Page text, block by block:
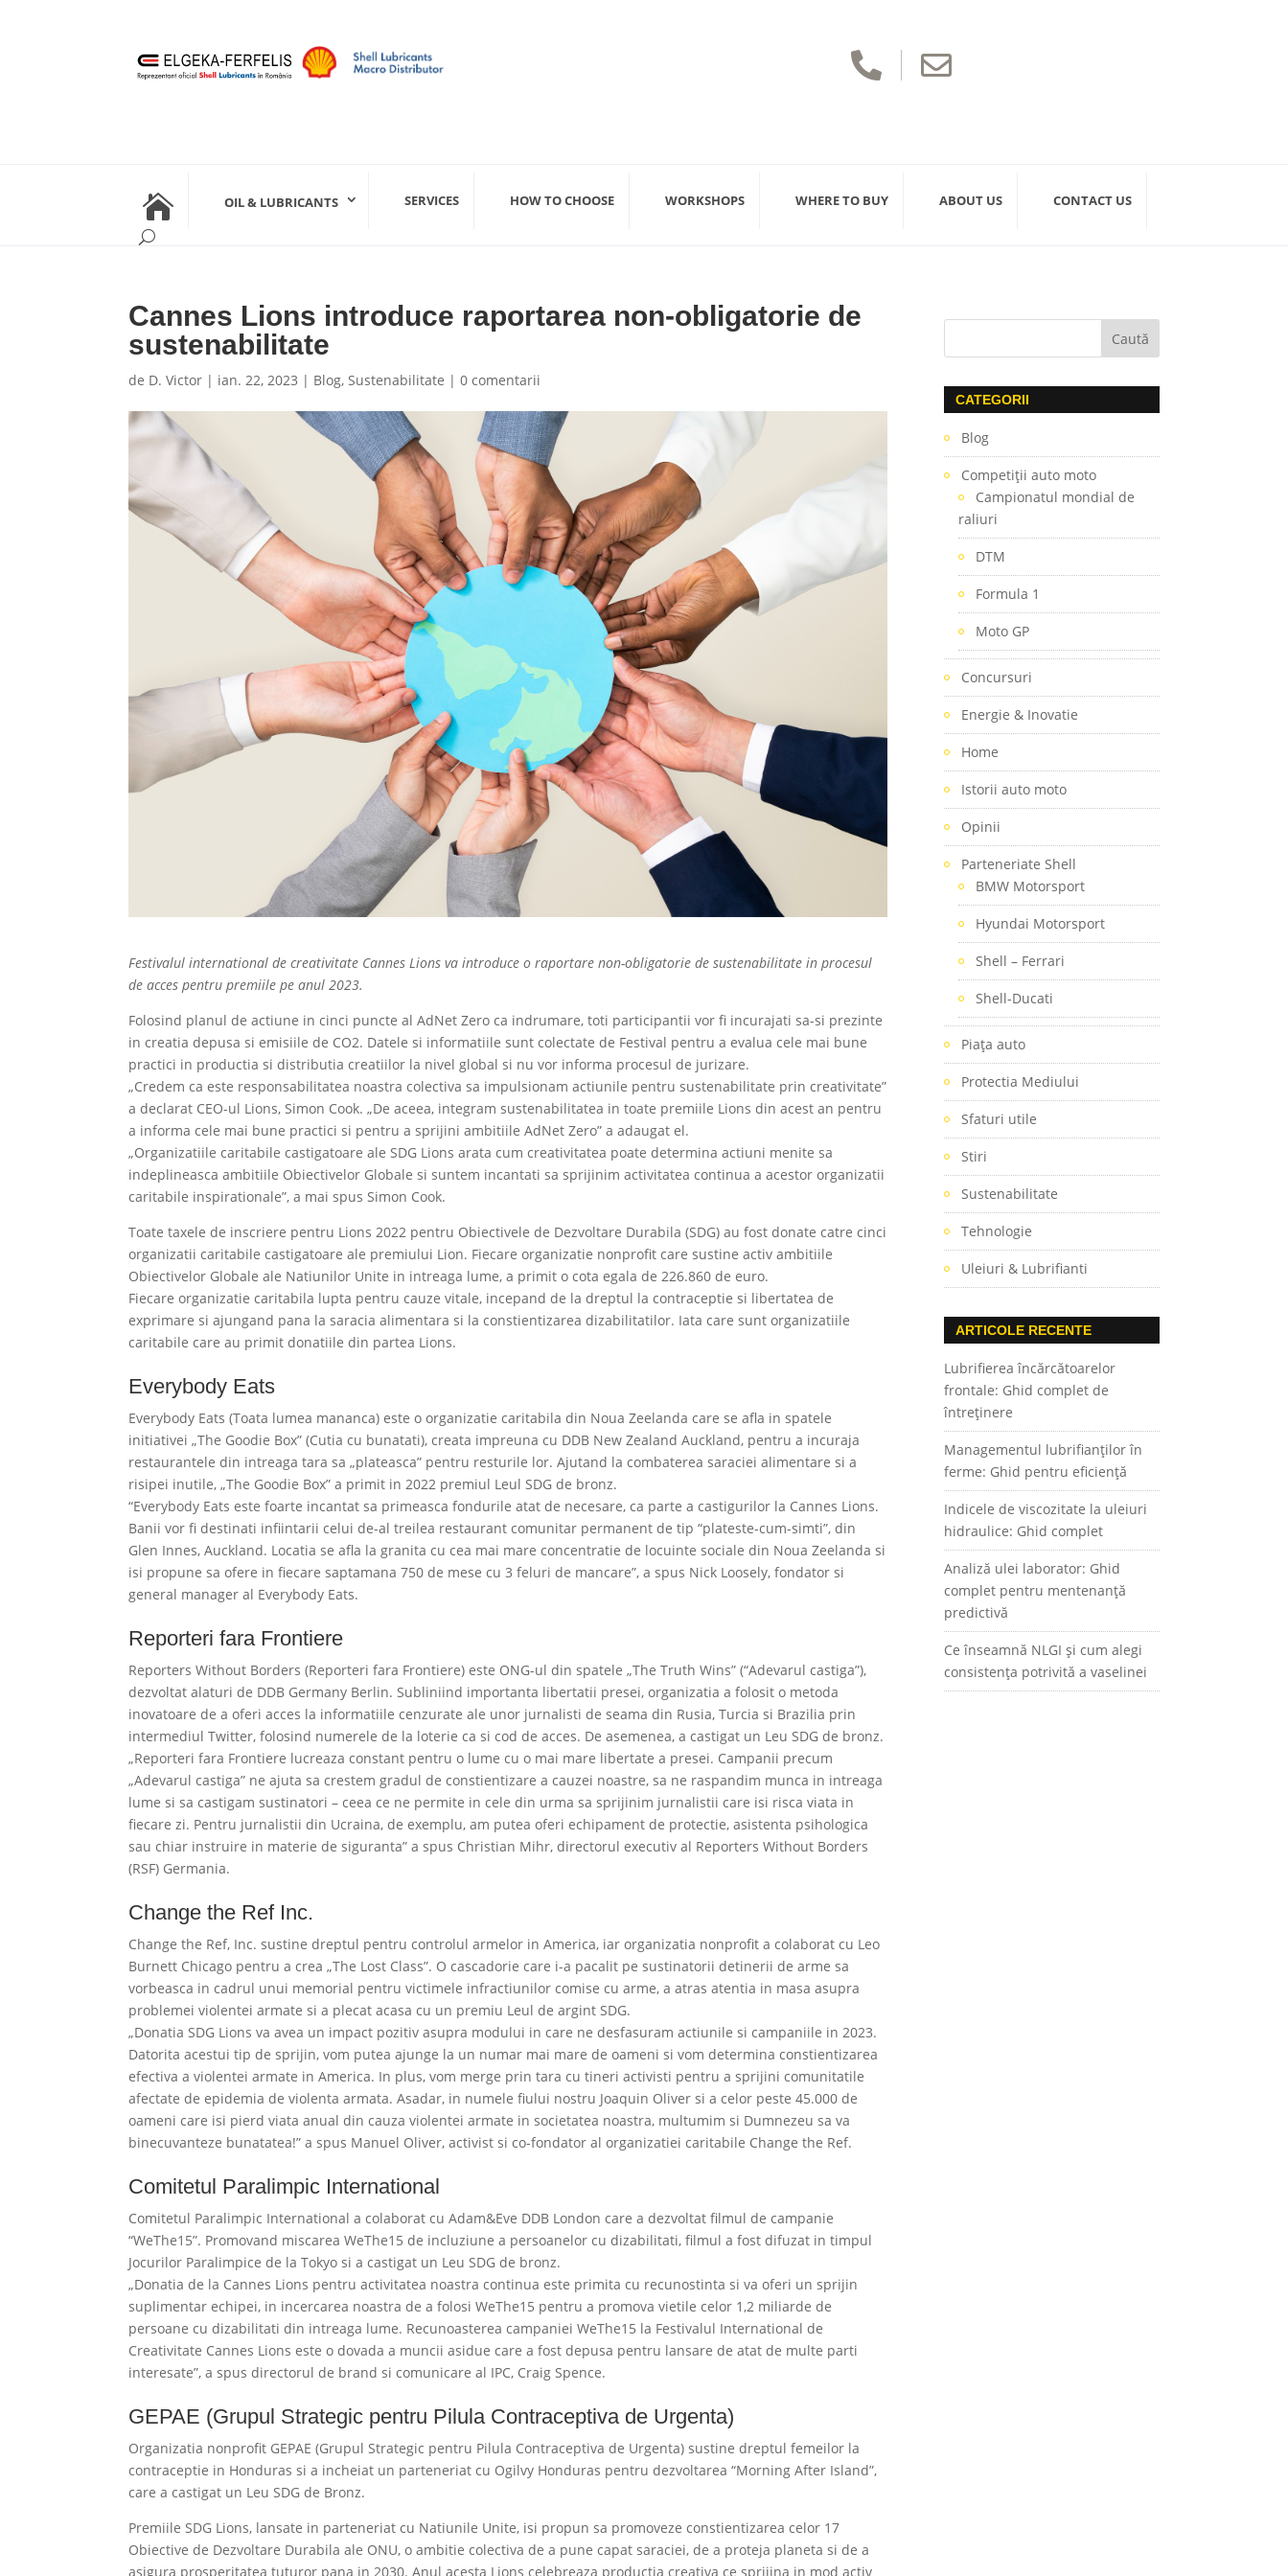
 
 OIL & LUBRICANTS SERVICES HOW TO CHOOSE WORKSHOPS WHERE TO BUY ABOUT US CONTACT US
Cannes Lions introduce raportarea non-obligatorie de
sustenabilitate
de D. Victor | ian. 22, 2023 | Blog,Sustenabilitate |0 comentarii
Festivalul international de creativitate Cannes Lions va introduce o raportare non-obligatorie de sustenabilitate in procesul
de acces pentru premiile pe anul 2023.
Folosind planul de actiune in cinci puncte al AdNet Zero ca indrumare, toti participantii vor fi incurajati sa-si prezinte
in creatia depusa si emisiile de CO2. Datele si informatiile sunt colectate de Festival pentru a evalua cele mai bune
practici in productia si distributia creatiilor la nivel global si nu vor informa procesul de jurizare.
„Credem ca este responsabilitatea noastra colectiva sa impulsionam actiunile pentru sustenabilitate prin creativitate”
a declarat CEO-ul Lions, Simon Cook. „De aceea, integram sustenabilitatea in toate premiile Lions din acest an pentru
a informa cele mai bune practici si pentru a sprijini ambitiile AdNet Zero” a adaugat el.
„Organizatiile caritabile castigatoare ale SDG Lions arata cum creativitatea poate determina actiuni menite sa
indeplineasca ambitiile Obiectivelor Globale si suntem incantati sa sprijinim activitatea continua a acestor organizatii
caritabile inspirationale”, a mai spus Simon Cook.
Toate taxele de inscriere pentru Lions 2022 pentru Obiectivele de Dezvoltare Durabila (SDG) au fost donate catre cinci
organizatii caritabile castigatoare ale premiului Lion. Fiecare organizatie nonprofit care sustine activ ambitiile
Obiectivelor Globale ale Natiunilor Unite in intreaga lume, a primit o cota egala de 226.860 de euro.
Fiecare organizatie caritabila lupta pentru cauze vitale, incepand de la dreptul la contraceptie si libertatea de
exprimare si ajungand pana la saracia alimentara si la constientizarea dizabilitatilor. Iata care sunt organizatiile
caritabile care au primit donatiile din partea Lions.
Everybody Eats
Everybody Eats (Toata lumea mananca) este o organizatie caritabila din Noua Zeelanda care se afla in spatele
initiativei „The Goodie Box” (Cutia cu bunatati), creata impreuna cu DDB New Zealand Auckland, pentru a incuraja
restaurantele din intreaga tara sa „plateasca” pentru resturile lor. Ajutand la combaterea saraciei alimentare si a
risipei inutile, „The Goodie Box” a primit in 2022 premiul Leul SDG de bronz.
“Everybody Eats este foarte incantat sa primeasca fondurile atat de necesare, ca parte a castigurilor la Cannes Lions.
Banii vor fi destinati infiintarii celui de-al treilea restaurant comunitar permanent de tip “plateste-cum-simti”, din
Glen Innes, Auckland. Locatia se afla la granita cu cea mai mare concentratie de locuinte sociale din Noua Zeelanda si
isi propune sa ofere in fiecare saptamana 750 de mese cu 3 feluri de mancare”, a spus Nick Loosely, fondator si
general manager al Everybody Eats.
Reporteri fara Frontiere
Reporters Without Borders (Reporteri fara Frontiere) este ONG-ul din spatele „The Truth Wins” (“Adevarul castiga”),
dezvoltat alaturi de DDB Germany Berlin. Subliniind importanta libertatii presei, organizatia a folosit o metoda
inovatoare de a oferi acces la informatiile cenzurate ale unor jurnalisti de seama din Rusia, Turcia si Brazilia prin
intermediul Twitter, folosind numerele de la loterie ca si cod de acces. De asemenea, a castigat un Leu SDG de bronz.
„Reporteri fara Frontiere lucreaza constant pentru o lume cu o mai mare libertate a presei. Campanii precum
„Adevarul castiga” ne ajuta sa crestem gradul de constientizare a cauzei noastre, sa ne raspandim munca in intreaga
lume si sa castigam sustinatori – ceea ce ne permite in cele din urma sa sprijinim jurnalistii care isi risca viata in
fiecare zi. Pentru jurnalistii din Ucraina, de exemplu, am putea oferi echipament de protectie, asistenta psihologica
sau chiar instruire in materie de siguranta” a spus Christian Mihr, directorul executiv al Reporters Without Borders
(RSF) Germania.
Change the Ref Inc.
Change the Ref, Inc. sustine dreptul pentru controlul armelor in America, iar organizatia nonprofit a colaborat cu Leo
Burnett Chicago pentru a crea „The Lost Class”. O cascadorie care i-a pacalit pe sustinatorii detinerii de arme sa
vorbeasca in cadrul unui memorial pentru victimele infractiunilor comise cu arme, a atras atentia in masa asupra
problemei violentei armate si a plecat acasa cu un premiu Leul de argint SDG.
„Donatia SDG Lions va avea un impact pozitiv asupra modului in care ne desfasuram actiunile si campaniile in 2023.
Datorita acestui tip de sprijin, vom putea ajunge la un numar mai mare de oameni si vom determina constientizarea
efectiva a violentei armate in America. In plus, vom merge prin tara cu tineri activisti pentru a sprijini comunitatile
afectate de epidemia de violenta armata. Asadar, in numele fiului nostru Joaquin Oliver si a celor peste 45.000 de
oameni care isi pierd viata anual din cauza violentei armate in societatea noastra, multumim si Dumnezeu sa va
binecuvanteze bunatatea!” a spus Manuel Oliver, activist si co-fondator al organizatiei caritabile Change the Ref.
Comitetul Paralimpic International
Comitetul Paralimpic International a colaborat cu Adam&Eve DDB London care a dezvoltat filmul de campanie
“WeThe15”. Promovand miscarea WeThe15 de incluziune a persoanelor cu dizabilitati, filmul a fost difuzat in timpul
Jocurilor Paralimpice de la Tokyo si a castigat un Leu SDG de bronz.
„Donatia de la Cannes Lions pentru activitatea noastra continua este primita cu recunostinta si va oferi un sprijin
suplimentar echipei, in incercarea noastra de a folosi WeThe15 pentru a promova vietile celor 1,2 miliarde de
persoane cu dizabilitati din intreaga lume. Recunoasterea campaniei WeThe15 la Festivalul International de
Creativitate Cannes Lions este o dovada a muncii asidue care a fost depusa pentru lansare de atat de multe parti
interesate”, a spus directorul de brand si comunicare al IPC, Craig Spence.
GEPAE (Grupul Strategic pentru Pilula Contraceptiva de Urgenta)
Organizatia nonprofit GEPAE (Grupul Strategic pentru Pilula Contraceptiva de Urgenta) sustine dreptul femeilor la
contraceptie in Honduras si a incheiat un parteneriat cu Ogilvy Honduras pentru dezvoltarea “Morning After Island”,
care a castigat un Leu SDG de Bronz.
Premiile SDG Lions, lansate in parteneriat cu Natiunile Unite, isi propun sa promoveze constientizarea celor 17
Obiective de Dezvoltare Durabila ale ONU, o ambitie colectiva de a pune capat saraciei, de a proteja planeta si de a
asigura prosperitatea tuturor pana in 2030. Anul acesta Lions celebreaza productia creativa ce sprijina in mod activ
CATEGORII
Blog
Competiţii auto moto
Campionatul mondial de
raliuri
DTM
Formula 1
Moto GP
Concursuri
Energie & Inovatie
Home
Istorii auto moto
Opinii
Parteneriate Shell
BMW Motorsport
Hyundai Motorsport
Shell – Ferrari
Shell-Ducati
Piaţa auto
Protectia Mediului
Sfaturi utile
Stiri
Sustenabilitate
Tehnologie
Uleiuri & Lubrifianti
ARTICOLE RECENTE
Lubrifierea încărcătoarelor
frontale: Ghid complet de
întreținere
Managementul lubrifianților în
ferme: Ghid pentru eficiență
Indicele de viscozitate la uleiuri
hidraulice: Ghid complet
Analiză ulei laborator: Ghid
complet pentru mentenanță
predictivă
Ce înseamnă NLGI și cum alegi
consistența potrivită a vaselinei